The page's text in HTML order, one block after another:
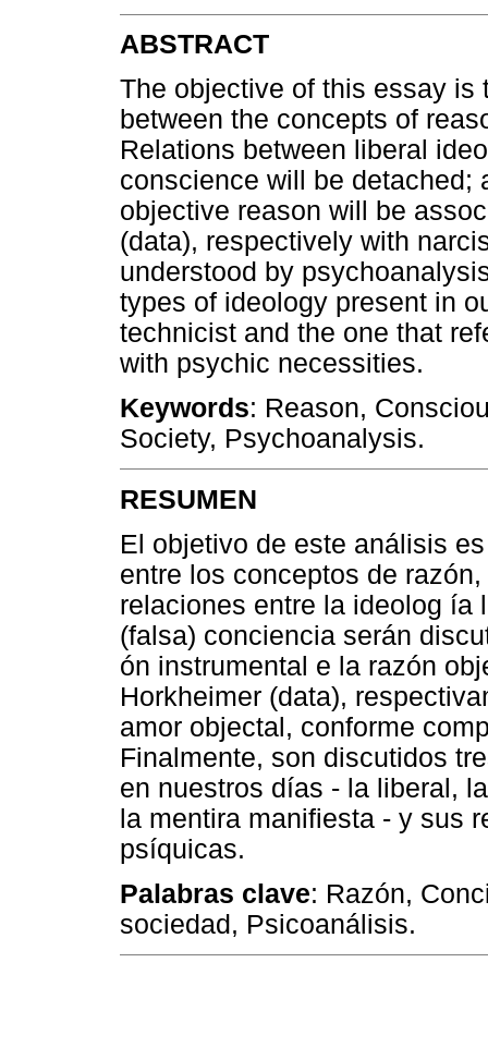
ABSTRACT
The objective of this essay is
between the concepts of
Relations between liberal
conscience will be detached;
objective reason will be
(data), respectively with
understood by
types of ideology present in
technicist and the one that
with psychic necessities.
Keywords: Reason,
Society, Psychoanalysis.
RESUMEN
El objetivo de este análisis
entre los conceptos de
relaciones entre la ideolog ía
(falsa) conciencia serán
ón instrumental e la razón
Horkheimer (data),
amor objectal, conforme
Finalmente, son discutidos
en nuestros días - la liberal,
la mentira manifiesta - y sus
psíquicas.
Palabras clave: Razón,
sociedad, Psicoanálisis.